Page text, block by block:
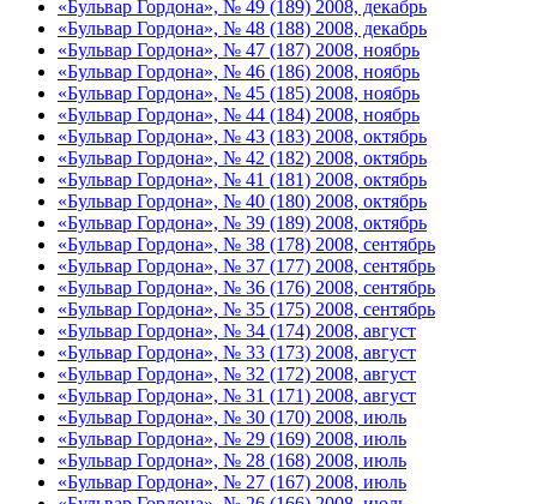
«Бульвар Гордона», № 49 (189) 2008, декабрь
«Бульвар Гордона», № 48 (188) 2008, декабрь
«Бульвар Гордона», № 47 (187) 2008, ноябрь
«Бульвар Гордона», № 46 (186) 2008, ноябрь
«Бульвар Гордона», № 45 (185) 2008, ноябрь
«Бульвар Гордона», № 44 (184) 2008, ноябрь
«Бульвар Гордона», № 43 (183) 2008, октябрь
«Бульвар Гордона», № 42 (182) 2008, октябрь
«Бульвар Гордона», № 41 (181) 2008, октябрь
«Бульвар Гордона», № 40 (180) 2008, октябрь
«Бульвар Гордона», № 39 (189) 2008, октябрь
«Бульвар Гордона», № 38 (178) 2008, сентябрь
«Бульвар Гордона», № 37 (177) 2008, сентябрь
«Бульвар Гордона», № 36 (176) 2008, сентябрь
«Бульвар Гордона», № 35 (175) 2008, сентябрь
«Бульвар Гордона», № 34 (174) 2008, август
«Бульвар Гордона», № 33 (173) 2008, август
«Бульвар Гордона», № 32 (172) 2008, август
«Бульвар Гордона», № 31 (171) 2008, август
«Бульвар Гордона», № 30 (170) 2008, июль
«Бульвар Гордона», № 29 (169) 2008, июль
«Бульвар Гордона», № 28 (168) 2008, июль
«Бульвар Гордона», № 27 (167) 2008, июль